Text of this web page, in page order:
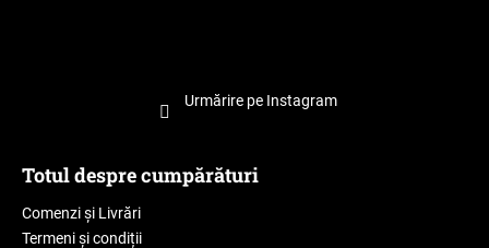
Urmărire pe Instagram
Totul despre cumpărături
Comenzi și Livrări
Termeni și condiții